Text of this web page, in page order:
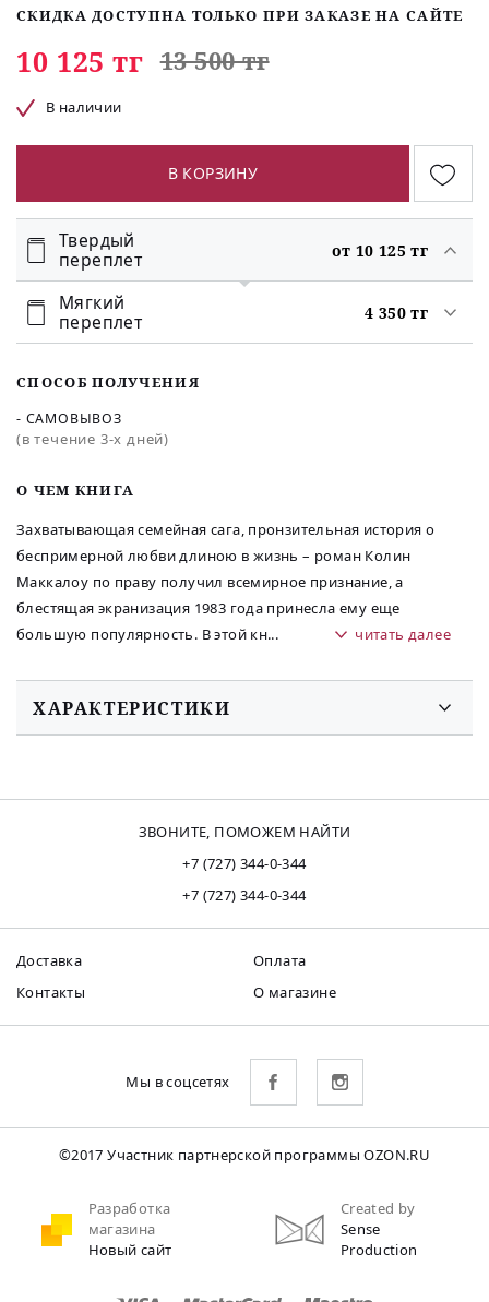
O ЧЕМ КНИГА
Захватывающая семейная сага, пронзительная история о
беспримерной любви длиною в жизнь – роман Колин
Маккалоу по праву получил всемирное признание, а
блестящая экранизация 1983 года принесла ему еще
большую популярность. В этой кн... читать далее
СКИДКА ДОСТУПНА ТОЛЬКО ПРИ ЗАКАЗЕ НА САЙТЕ
10 125 тг 13 500 тг
В наличии
В КОРЗИНУ
Твердый
переплет
от 10 125 тг
Мягкий
переплет
4 350 тг
СПОСОБ ПОЛУЧЕНИЯ
- САМОВЫВОЗ
(в течение 3-х дней)
ХАРАКТЕРИСТИКИ
ЗВОНИТЕ, ПОМОЖЕМ НАЙТИ
+7 (727) 344-0-344
+7 (727) 344-0-344
Доставка
Оплата
Контакты
О магазине
Мы в соцсетях
©2017 Участник партнерской программы OZON.RU
Разработка
магазина
Новый сайт
Created by
Sense
Production